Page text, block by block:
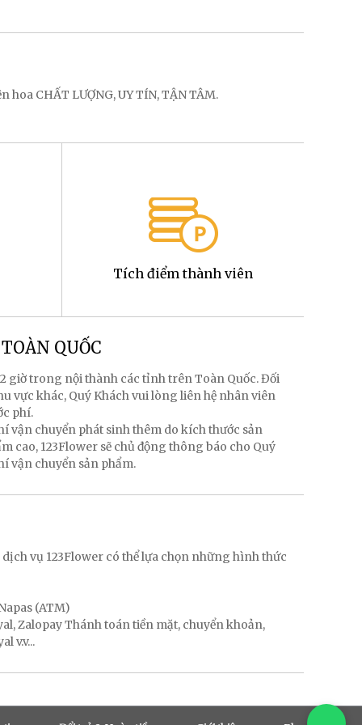
CHẤT LƯỢNG, UY TÍN, TẬN TÂM.
Tích điểm thành viên
QUỐC
giờ trong nội thành các tỉnh trên Toàn Quốc. Đối
vực khác, Quý Khách vui lòng liên hệ nhân viên
phí.
vận chuyển phát sinh thêm do kích thước sản
cao, 123Flower sẽ chủ động thông báo cho Quý
vận chuyển sản phẩm.
vụ 123Flower có thể lựa chọn những hình thức
(ATM)
Zalopay Thánh toán tiền mặt, chuyển khoản,
v.v...